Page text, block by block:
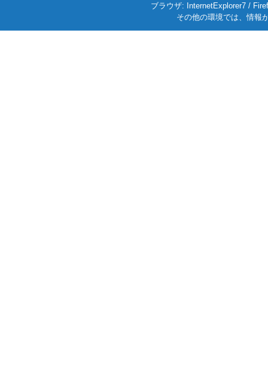
ブラウザ: InternetExplorer7 /
その他の環境では、情報